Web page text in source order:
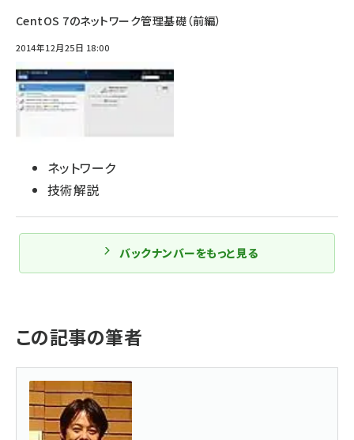
CentOS 7のネットワーク管理基礎（前編）
2014年12月25日 18:00
ネットワーク
技術解説
バックナンバーをもっと見る
この記事の筆者